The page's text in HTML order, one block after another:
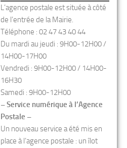
L’agence postale est située à côté
de l’entrée de la Mairie.
Téléphone : 02 47 43 40 44
Du mardi au jeudi : 9H00-12H00 /
14H00-17H00
Vendredi : 9H00-12H00 / 14H00-
16H30
Samedi : 9H00-12H00
– Service numérique à l’Agence
Postale –
Un nouveau service a été mis en
place à l’agence postale : un îlot